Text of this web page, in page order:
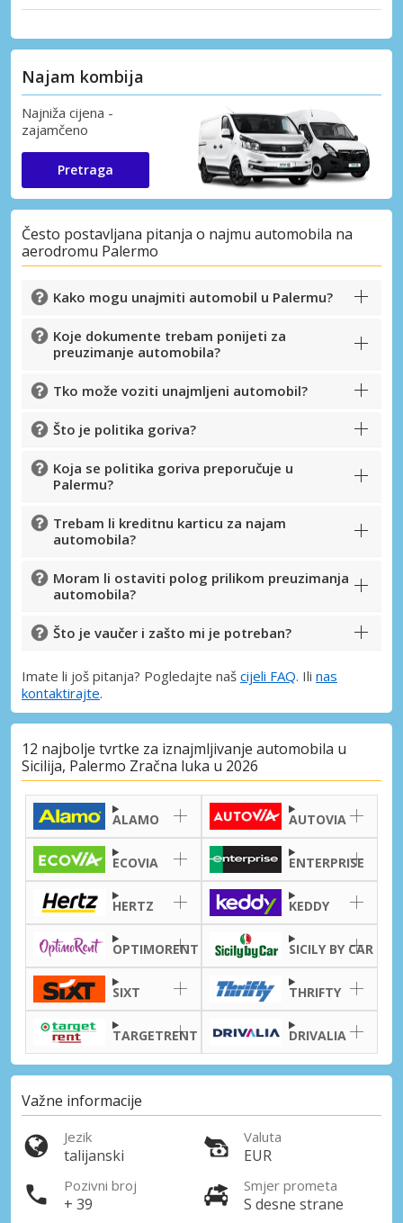
Posebni popusti
Pristupite ekskluzivnim ponudama naših
dobavljača
Prijava putem eLinka
Najam kombija
Najniža cijena -
zajamčeno
Pretraga
Često postavljana pitanja o najmu automobila na
aerodromu Palermo
Kako mogu unajmiti automobil u Palermu?
Koje dokumente trebam ponijeti za
preuzimanje automobila?
Tko može voziti unajmljeni automobil?
Što je politika goriva?
Koja se politika goriva preporučuje u
Palermu?
Trebam li kreditnu karticu za najam
automobila?
Moram li ostaviti polog prilikom preuzimanja
automobila?
Što je vaučer i zašto mi je potreban?
Imate li još pitanja? Pogledajte naš cijeli FAQ. Ili nas
kontaktirajte.
12 najbolje tvrtke za iznajmljivanje automobila u
Sicilija, Palermo Zračna luka u 2026
ALAMO AUTOVIA
ECOVIA ENTERPRISE
HERTZ KEDDY
OPTIMORENT SICILY BY CAR
SIXT THRIFTY
TARGETRENT DRIVALIA
Važne informacije
Jezik
talijanski
Valuta
EUR
Pozivni broj
+ 39
Smjer prometa
S desne strane